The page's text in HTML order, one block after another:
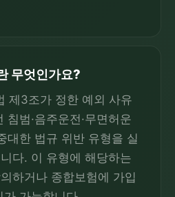
무엇인가요?
제3조가 정한 예외 사유
침범·음주운전·무면허운
대한 법규 위반 유형을 실
다. 이 유형에 해당하는
하거나 종합보험에 가입